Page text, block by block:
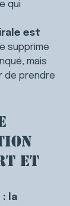
qui
est
supprime
mais
de prendre
et
: la